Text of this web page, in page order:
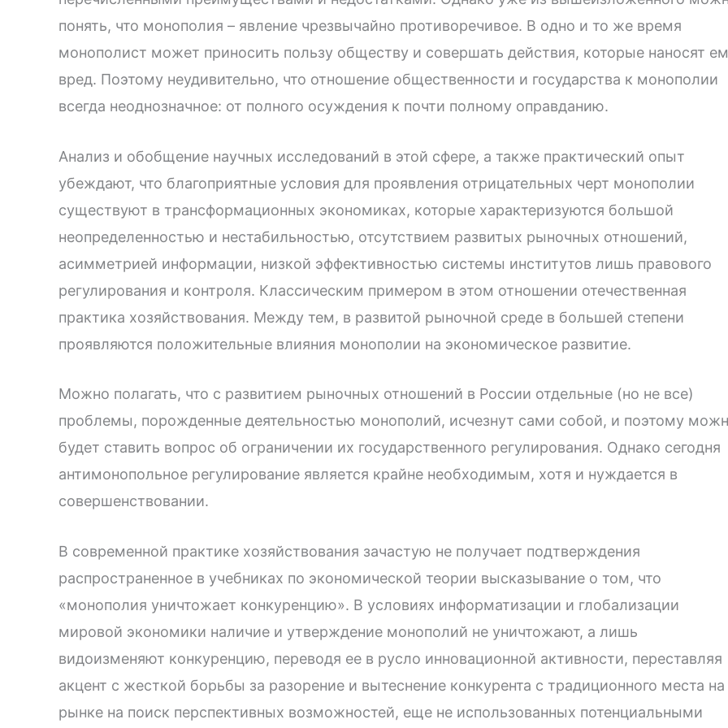
понять, что монополия – явление чрезвычайно противоречивое. В одно и то же время
монополист может приносить пользу обществу и совершать действия, которые наносят
вред. Поэтому неудивительно, что отношение общественности и государства к монополии
всегда неоднозначное: от полного осуждения к почти полному оправданию.
Анализ и обобщение научных исследований в этой сфере, а также практический опыт
убеждают, что благоприятные условия для проявления отрицательных черт монополии
существуют в трансформационных экономиках, которые характеризуются большой
неопределенностью и нестабильностью, отсутствием развитых рыночных отношений,
асимметрией информации, низкой эффективностью системы институтов лишь правового
регулирования и контроля. Классическим примером в этом отношении отечественная
практика хозяйствования. Между тем, в развитой рыночной среде в большей степени
проявляются положительные влияния монополии на экономическое развитие.
Можно полагать, что с развитием рыночных отношений в России отдельные (но не все)
проблемы, порожденные деятельностью монополий, исчезнут сами собой, и поэтому
будет ставить вопрос об ограничении их государственного регулирования. Однако сегодня
антимонопольное регулирование является крайне необходимым, хотя и нуждается в
совершенствовании.
В современной практике хозяйствования зачастую не получает подтверждения
распространенное в учебниках по экономической теории высказывание о том, что
«монополия уничтожает конкуренцию». В условиях информатизации и глобализации
мировой экономики наличие и утверждение монополий не уничтожают, а лишь
видоизменяют конкуренцию, переводя ее в русло инновационной активности, переставляя
акцент с жесткой борьбы за разорение и вытеснение конкурента с традиционного места на
рынке на поиск перспективных возможностей, еще не использованных потенциальными